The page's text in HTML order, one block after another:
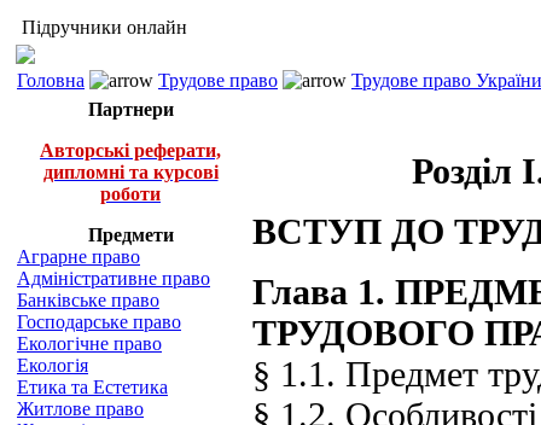
Підручники онлайн
Головна Трудове право
Трудове право
Партнери
Авторські реферати,
дипломні та курсові
роботи
Предмети
Аграрне право
Адміністративне право
Банківське право
Господарське право
Екологічне право
Екологія
Етика та Естетика
Житлове право
ВСТУП ДО
Глава 1.
ТРУДОВОГО
§ 1.1. Предмет
§ 1.2.